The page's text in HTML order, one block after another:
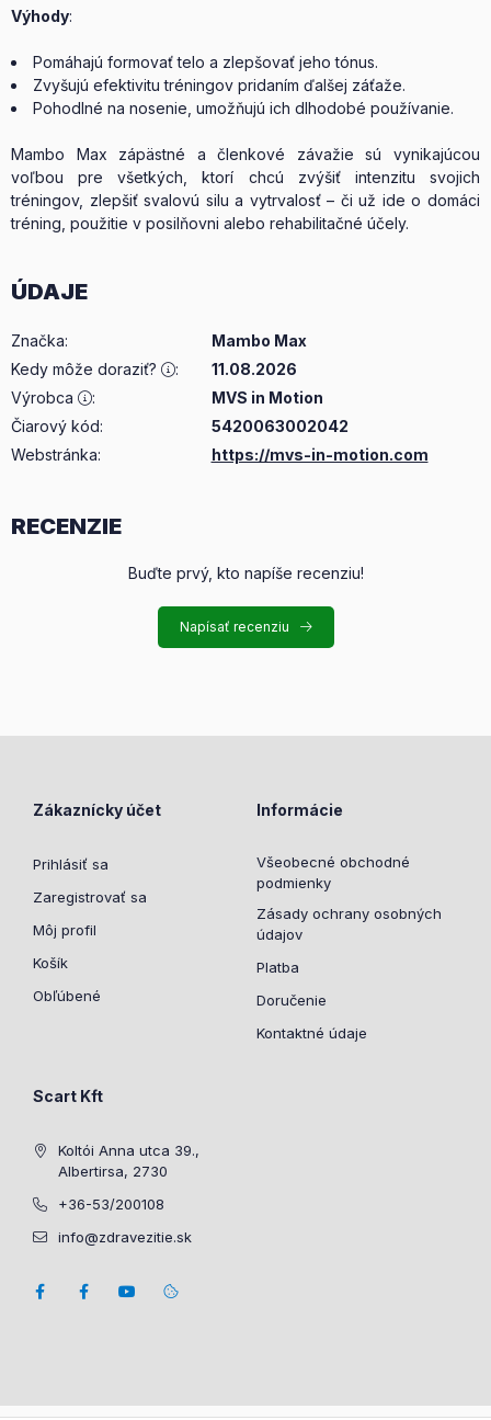
Výhody:
Pomáhajú formovať telo a zlepšovať jeho tónus.
Zvyšujú efektivitu tréningov pridaním ďalšej záťaže.
Pohodlné na nosenie, umožňujú ich dlhodobé používanie.
Mambo Max zápästné a členkové závažie sú vynikajúcou
voľbou pre všetkých, ktorí chcú zvýšiť intenzitu svojich
tréningov, zlepšiť svalovú silu a vytrvalosť – či už ide o domáci
tréning, použitie v posilňovni alebo rehabilitačné účely.
ÚDAJE
Značka:
Mambo Max
Kedy môže doraziť?
:
11.08.2026
Výrobca
:
MVS in Motion
Čiarový kód:
5420063002042
Webstránka:
https://mvs-in-motion.com
RECENZIE
Buďte prvý, kto napíše recenziu!
Napísať recenziu
Zákaznícky účet
Prihlásiť sa
Zaregistrovať sa
Môj profil
Košík
Obľúbené
Informácie
Všeobecné obchodné
podmienky
Zásady ochrany osobných
údajov
Platba
Doručenie
Kontaktné údaje
Scart Kft
Koltói Anna utca 39.,
Albertirsa, 2730
+36-53/200108
info@zdravezitie.sk